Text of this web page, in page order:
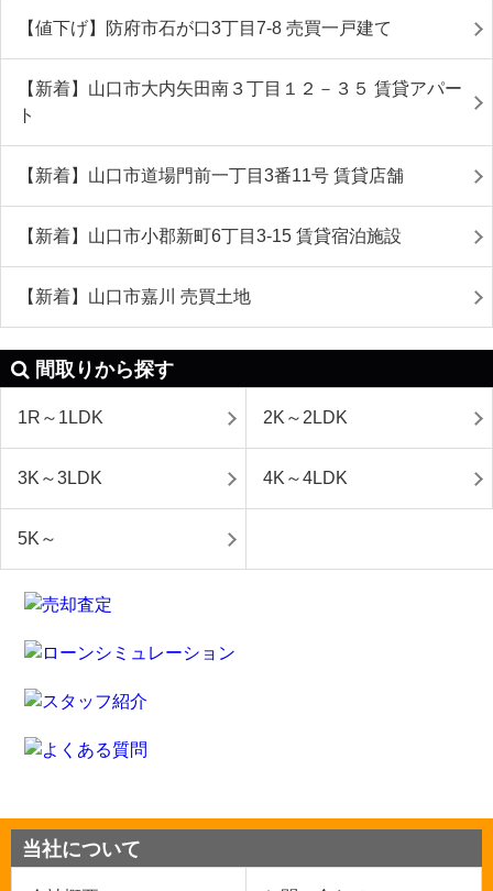
【値下げ】防府市石が口3丁目7-8 売買一戸建て
【新着】山口市大内矢田南３丁目１２－３５ 賃貸アパー
ト
【新着】山口市道場門前一丁目3番11号 賃貸店舗
【新着】山口市小郡新町6丁目3-15 賃貸宿泊施設
【新着】山口市嘉川 売買土地
間取りから探す
1R～1LDK 2K～2LDK
3K～3LDK 4K～4LDK
5K～
当社について